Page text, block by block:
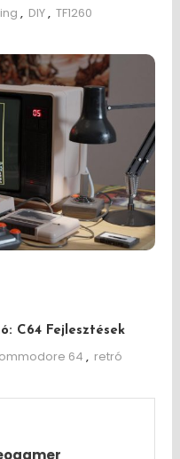
, DIY, TF1260
C64 Fejlesztések
64 , retró